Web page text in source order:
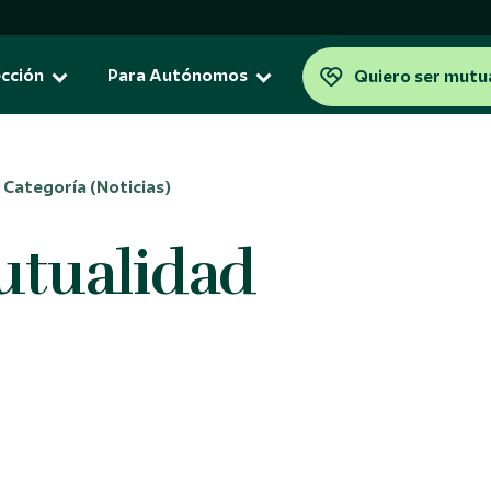
Para Autónomos Quiero ser
fiscales
5
Categoría (Noticias)